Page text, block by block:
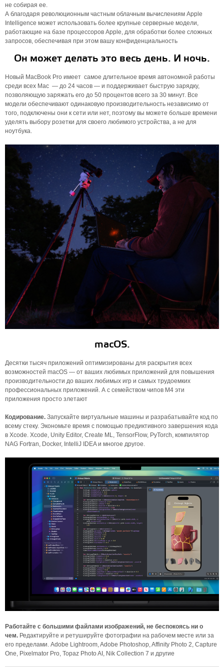
не собирая ее.
А благодаря революционным частным облачным вычислениям Apple
Intelligence может использовать более крупные серверные модели,
работающие на базе процессоров Apple, для обработки более сложных
запросов, обеспечивая при этом вашу конфиденциальность
Он может делать это весь день. И ночь.
Новый MacBook Pro имеет самое длительное время автономной работы
среди всех Mac — до 24 часов — и поддерживает быструю зарядку,
позволяющую заряжать его до 50 процентов всего за 30 минут. Все
модели обеспечивают одинаковую производительность независимо от
того, подключены они к сети или нет, поэтому вы можете больше времени
уделять выбору розетки для своего любимого устройства, а не для
ноутбука.
macOS.
Десятки тысяч приложений оптимизированы для раскрытия всех
возможностей macOS — от ваших любимых приложений для повышения
производительности до ваших любимых игр и самых трудоемких
профессиональных приложений. А с семейством чипов M4 эти
приложения просто злетают
Кодирование. Запускайте виртуальные машины и разрабатывайте код по
всему стеку. Экономьте время с помощью предиктивного завершения кода
в Xcode. Xcode, Unity Editor, Create ML, TensorFlow, PyTorch, компилятор
NAG Fortran, Docker, IntelliJ IDEA и многое другое.
Работайте с большими файлами изображений, не беспокоясь ни о
чем. Редактируйте и ретушируйте фотографии на рабочем месте или за
его пределами. Adobe Lightroom, Adobe Photoshop, Affinity Photo 2, Capture
One, Pixelmator Pro, Topaz Photo AI, Nik Collection 7 и другие